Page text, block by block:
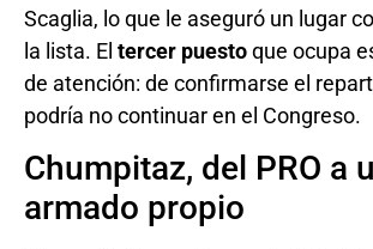
Scaglia, lo que le aseguró un lugar
la lista. El tercer puestoque ocupa
de atención: de confirmarse el
podría no continuar en el Congreso.
Chumpitaz, del PRO a
armado propio